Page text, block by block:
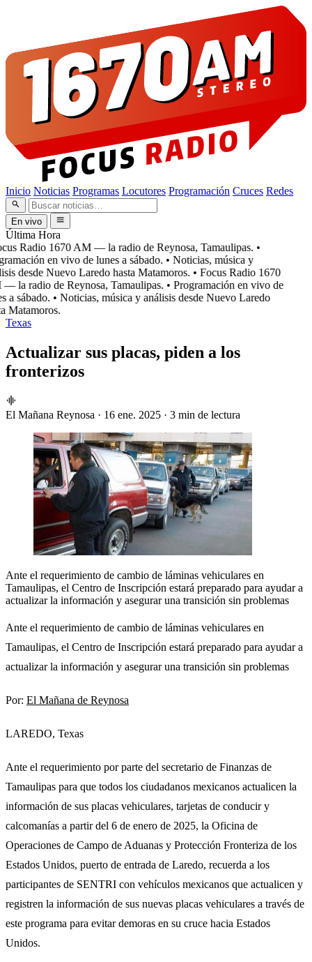
Inicio Noticias Programas Locutores Programación Cruces Redes
En vivo
Última Hora
Radio 1670 AM — la radio de Reynosa, Tamaulipas. •
en vivo de lunes a sábado. • Noticias, música y
desde Nuevo Laredo hasta Matamoros. • Focus Radio 1670
la radio de Reynosa, Tamaulipas. • Programación en vivo de
a sábado. • Noticias, música y análisis desde Nuevo Laredo
Matamoros.
Texas
Actualizar sus placas, piden a los
fronterizos
El Mañana Reynosa · 16 ene. 2025 · 3 min de lectura
Ante el requerimiento de cambio de láminas vehiculares en
Tamaulipas, el Centro de Inscripción estará preparado para ayudar a
actualizar la información y asegurar una transición sin problemas
Ante el requerimiento de cambio de láminas vehiculares en
Tamaulipas, el Centro de Inscripción estará preparado para ayudar a
actualizar la información y asegurar una transición sin problemas
Por: El Mañana de Reynosa
LAREDO, Texas
Ante el requerimiento por parte del secretario de Finanzas de
Tamaulipas para que todos los ciudadanos mexicanos actualicen la
información de sus placas vehiculares, tarjetas de conducir y
calcomanías a partir del 6 de enero de 2025, la Oficina de
Operaciones de Campo de Aduanas y Protección Fronteriza de los
Estados Unidos, puerto de entrada de Laredo, recuerda a los
participantes de SENTRI con vehículos mexicanos que actualicen y
registren la información de sus nuevas placas vehiculares a través de
este programa para evitar demoras en su cruce hacia Estados
Unidos.